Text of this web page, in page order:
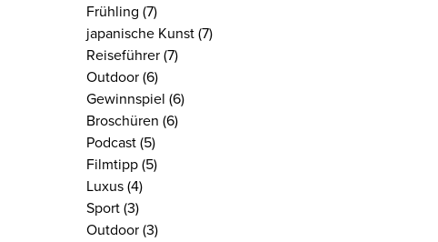
Frühling (7)
japanische Kunst (7)
Reiseführer (7)
Outdoor (6)
Gewinnspiel (6)
Broschüren (6)
Podcast (5)
Filmtipp (5)
Luxus (4)
Sport (3)
Outdoor (3)